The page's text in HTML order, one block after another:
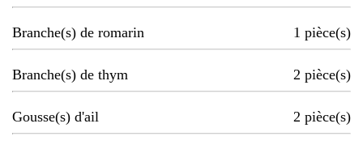
Branche(s) de romarin 1 pièce(s)
Branche(s) de thym 2 pièce(s)
Gousse(s) d'ail 2 pièce(s)